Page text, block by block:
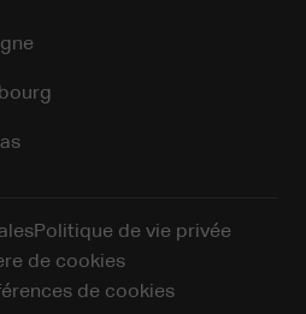
Politique de vie privée
de cookies
de cookies